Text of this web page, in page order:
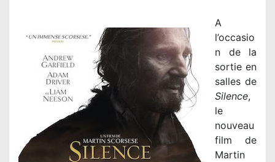
A
l’occasio
n de la
sortie en
salles de
Silence,
le
nouveau
film de
Martin